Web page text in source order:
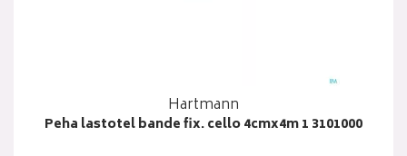
Hartmann
Peha lastotel bande fix. cello 4cmx4m 1 3101000